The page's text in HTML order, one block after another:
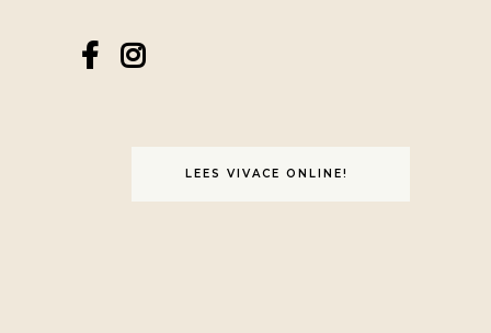
LEES VIVACE ONLINE!